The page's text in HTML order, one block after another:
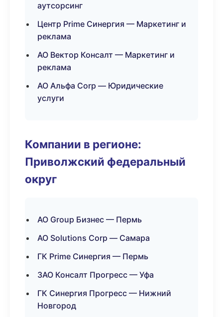
аутсорсинг
Центр Prime Синергия — Маркетинг и
реклама
АО Вектор Консалт — Маркетинг и
реклама
АО Альфа Corp — Юридические
услуги
Компании в регионе:
Приволжский федеральный
округ
АО Group Бизнес — Пермь
АО Solutions Corp — Самара
ГК Prime Синергия — Пермь
ЗАО Консалт Прогресс — Уфа
ГК Синергия Прогресс — Нижний
Новгород